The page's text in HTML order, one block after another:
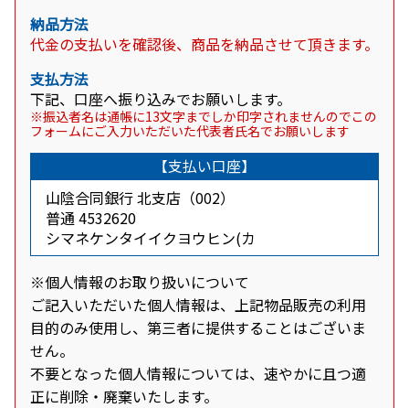
納品方法
代金の支払いを確認後、商品を納品させて頂きます。
支払方法
下記、口座へ振り込みでお願いします。
※振込者名は通帳に13文字までしか印字されませんのでこの
フォームにご入力いただいた代表者氏名でお願いします
【支払い口座】
山陰合同銀行 北支店（002）
普通 4532620
シマネケンタイイクヨウヒン(カ
※個人情報のお取り扱いについて
ご記入いただいた個人情報は、上記物品販売の利用
目的のみ使用し、第三者に提供することはございま
せん。
不要となった個人情報については、速やかに且つ適
正に削除・廃棄いたします。